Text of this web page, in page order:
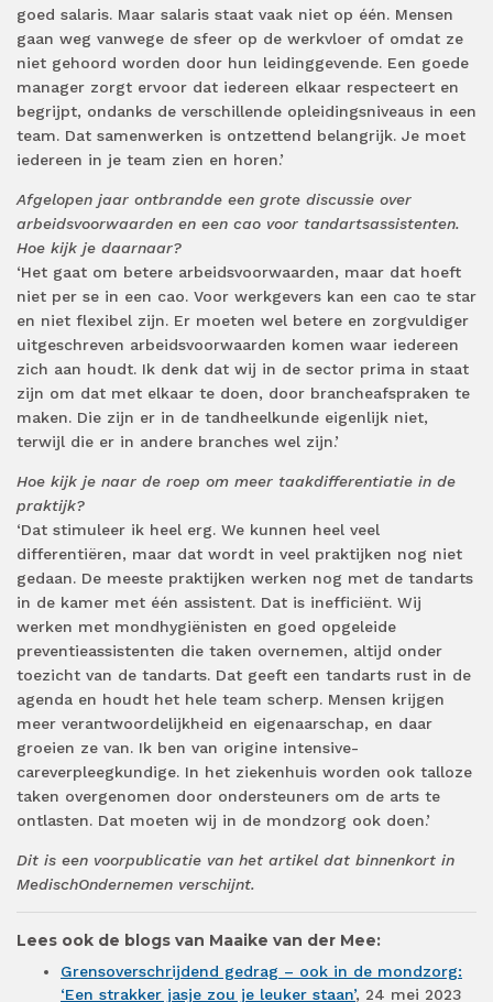
goed salaris. Maar salaris staat vaak niet op één. Mensen
gaan weg vanwege de sfeer op de werkvloer of omdat ze
niet gehoord worden door hun leidinggevende. Een goede
manager zorgt ervoor dat iedereen elkaar respecteert en
begrijpt, ondanks de verschillende opleidingsniveaus in een
team. Dat samenwerken is ontzettend belangrijk. Je moet
iedereen in je team zien en horen.’
Afgelopen jaar ontbrandde een grote discussie over
arbeidsvoorwaarden en een cao voor tandartsassistenten.
Hoe kijk je daarnaar?
‘Het gaat om betere arbeidsvoorwaarden, maar dat hoeft
niet per se in een cao. Voor werkgevers kan een cao te star
en niet flexibel zijn. Er moeten wel betere en zorgvuldiger
uitgeschreven arbeidsvoorwaarden komen waar iedereen
zich aan houdt. Ik denk dat wij in de sector prima in staat
zijn om dat met elkaar te doen, door brancheafspraken te
maken. Die zijn er in de tandheelkunde eigenlijk niet,
terwijl die er in andere branches wel zijn.’
Hoe kijk je naar de roep om meer taakdifferentiatie in de
praktijk?
‘Dat stimuleer ik heel erg. We kunnen heel veel
differentiëren, maar dat wordt in veel praktijken nog niet
gedaan. De meeste praktijken werken nog met de tandarts
in de kamer met één assistent. Dat is inefficiënt. Wij
werken met mondhygiënisten en goed opgeleide
preventieassistenten die taken overnemen, altijd onder
toezicht van de tandarts. Dat geeft een tandarts rust in de
agenda en houdt het hele team scherp. Mensen krijgen
meer verantwoordelijkheid en eigenaarschap, en daar
groeien ze van. Ik ben van origine intensive-
careverpleegkundige. In het ziekenhuis worden ook talloze
taken overgenomen door ondersteuners om de arts te
ontlasten. Dat moeten wij in de mondzorg ook doen.’
Dit is een voorpublicatie van het artikel dat binnenkort in
MedischOndernemen verschijnt.
Lees ook de blogs van Maaike van der Mee:
Grensoverschrijdend gedrag – ook in de mondzorg:
‘Een strakker jasje zou je leuker staan’, 24 mei 2023